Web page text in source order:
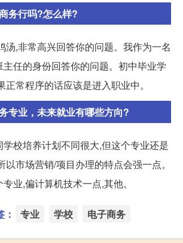
务行吗?怎么样?
汤,非常高兴回答你的问题。我作为一名
任的身份回答你的问题。初中毕业学
正常程序的话应该是进入职业中。
专业，未来就业有哪些方向?
校培养计划不同很大,但这个专业还是
以市场营销/项目办理的特点会强一点。
业,偏计算机技术一点,其他。
专业 学校 电子商务